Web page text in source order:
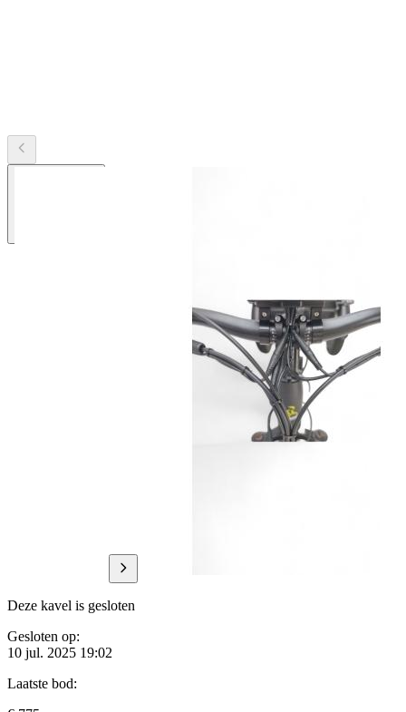
Deze kavel is gesloten
Gesloten op:
10 jul. 2025 19:02
Laatste bod: